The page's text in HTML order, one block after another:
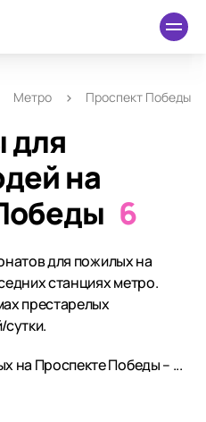
Метро Проспект Победы
для
на
6
для пожилых на
станциях метро.
престарелых
на Проcпекте Победы – ...